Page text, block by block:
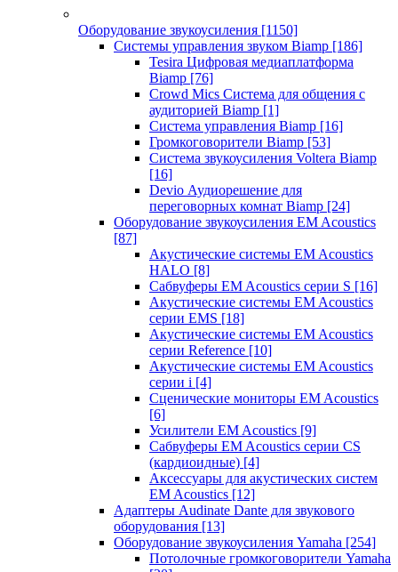
Оборудование звукоусиления [1150]
Системы управления звуком Biamp [186]
Tesira Цифровая медиаплатформа
Biamp [76]
Crowd Mics Система для общения с
аудиторией Biamp [1]
Система управления Biamp [16]
Громкоговорители Biamp [53]
Система звукоусиления Voltera Biamp
[16]
Devio Аудиорешение для
переговорных комнат Biamp [24]
Оборудование звукоусиления EM Acoustics
[87]
Акустические системы EM Acoustics
HALO [8]
Сабвуферы EM Acoustics серии S [16]
Акустические системы EM Acoustics
серии EMS [18]
Акустические системы EM Acoustics
серии Reference [10]
Акустические системы EM Acoustics
серии i [4]
Сценические мониторы EM Acoustics
[6]
Усилители EM Acoustics [9]
Сабвуферы EM Acoustics серии CS
(кардиоидные) [4]
Аксессуары для акустических систем
EM Acoustics [12]
Адаптеры Audinate Dante для звукового
оборудования [13]
Оборудование звукоусиления Yamaha [254]
Потолочные громкоговорители Yamaha